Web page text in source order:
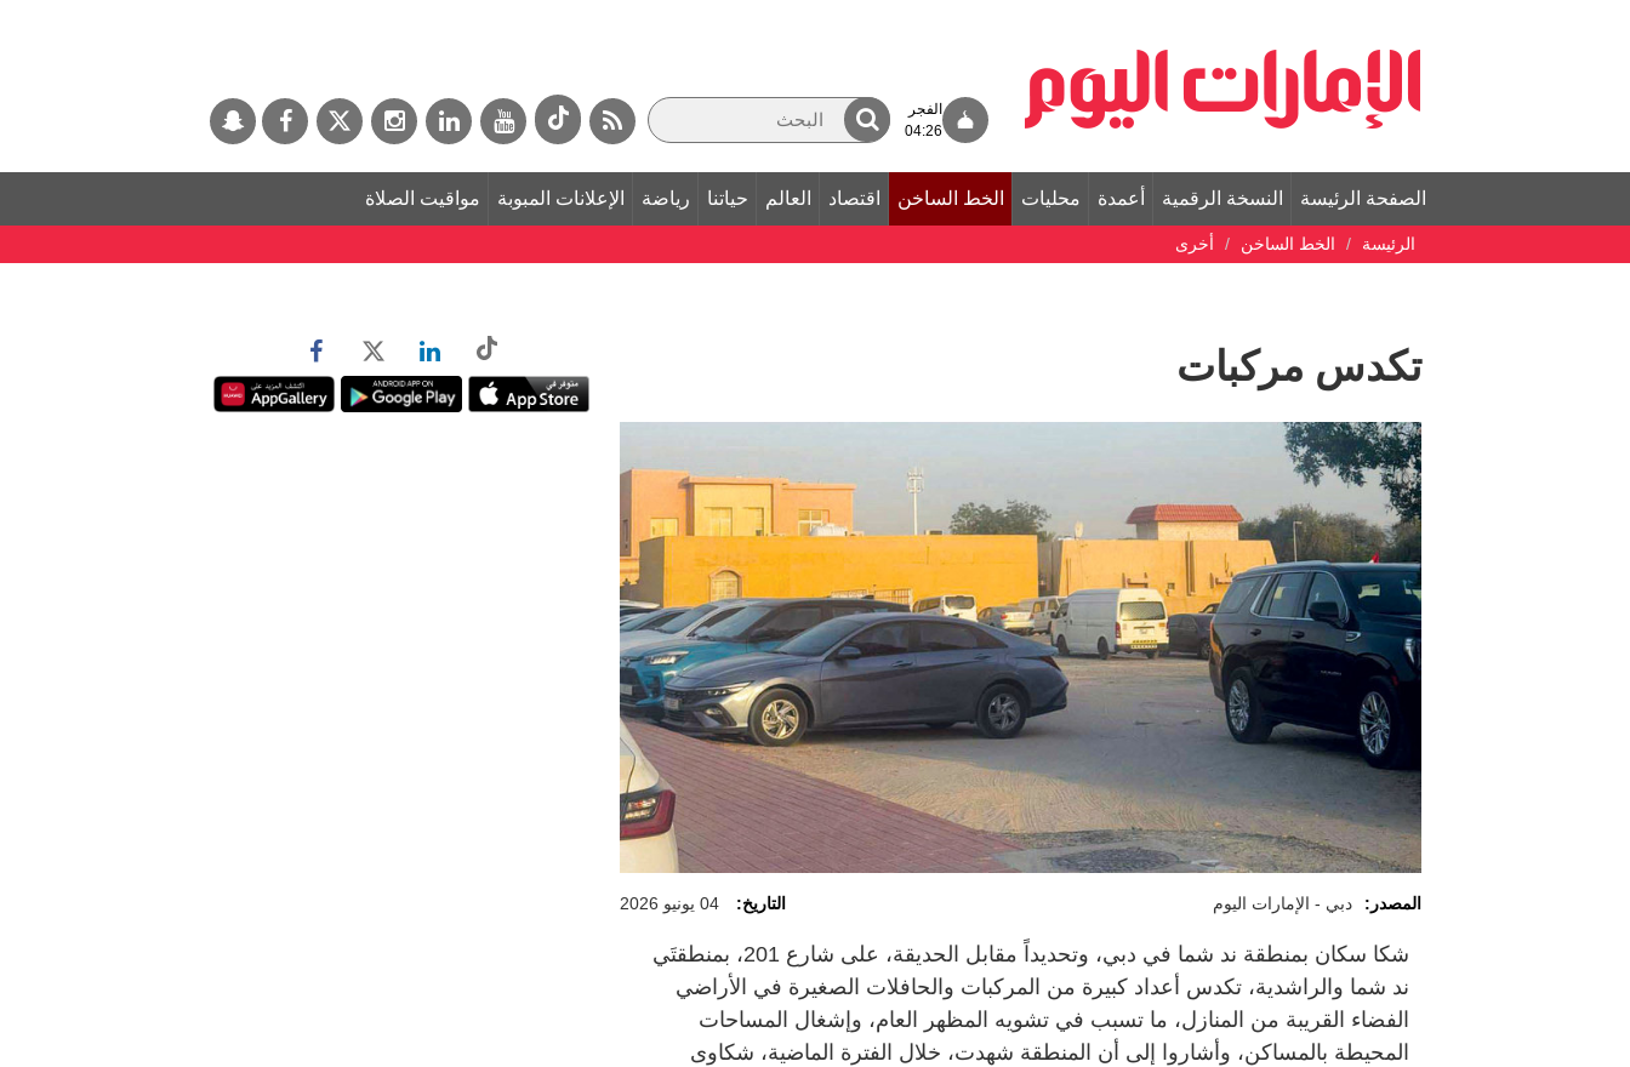
الفجر
04:26
الصفحة الرئيسة النسخة الرقمية أعمدة محليات الخط الساخن اقتصاد العالم حياتنا رياضة الإعلانات المبوبة مواقيت الصلاة
الرئيسة الخط الساخن أخرى
تكدس مركبات
المصدر: دبي - الإمارات اليوم التاريخ: 04 يونيو 2026
شكا سكان بمنطقة ند شما في دبي، وتحديداً مقابل الحديقة، على شارع 201، بمنطقتَي
ند شما والراشدية، تكدس أعداد كبيرة من المركبات والحافلات الصغيرة في الأراضي
الفضاء القريبة من المنازل، ما تسبب في تشويه المظهر العام، وإشغال المساحات
المحيطة بالمساكن، وأشاروا إلى أن المنطقة شهدت، خلال الفترة الماضية، شكاوى